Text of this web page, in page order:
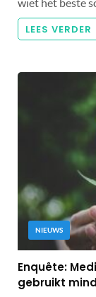
LEES VERDER
NIEUWS
Enquête:
gebruikt